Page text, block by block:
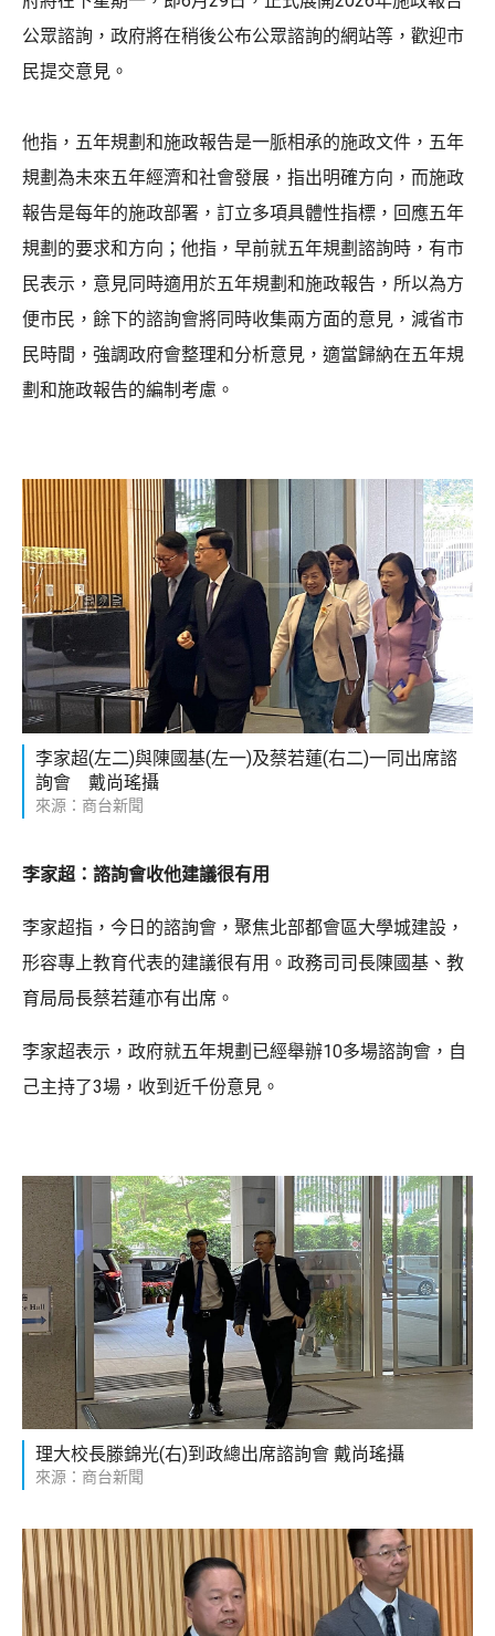
公眾諮詢，政府將在稍後公布公眾諮詢的網站等，歡迎市
民提交意見。
他指，五年規劃和施政報告是一脈相承的施政文件，五年
規劃為未來五年經濟和社會發展，指出明確方向，而施政
報告是每年的施政部署，訂立多項具體性指標，回應五年
規劃的要求和方向；他指，早前就五年規劃諮詢時，有市
民表示，意見同時適用於五年規劃和施政報告，所以為方
便市民，餘下的諮詢會將同時收集兩方面的意見，減省市
民時間，強調政府會整理和分析意見，適當歸納在五年規
劃和施政報告的編制考慮。
李家超(左二)與陳國基(左一)及蔡若蓮(右二)一同出席諮
詢會 戴尚瑤攝
來源：商台新聞
李家超：諮詢會收他建議很有用
李家超指，今日的諮詢會，聚焦北部都會區大學城建設，
形容專上教育代表的建議很有用。政務司司長陳國基、教
育局局長蔡若蓮亦有出席。
李家超表示，政府就五年規劃已經舉辦10多場諮詢會，自
己主持了3場，收到近千份意見。
理大校長滕錦光(右)到政總出席諮詢會 戴尚瑤攝
來源：商台新聞